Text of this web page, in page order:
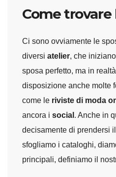
Come trovare
Ci sono ovviamente le
diversi atelier, che
sposa perfetto, ma in
disposizione anche molte
come le riviste di moda
ancora i social . Anche in
decisamente di prendersi
sfogliamo i cataloghi,
principali, definiamo il